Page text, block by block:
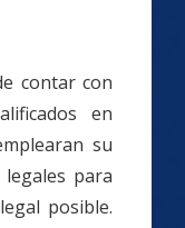
contar con
en
su
para
posible.